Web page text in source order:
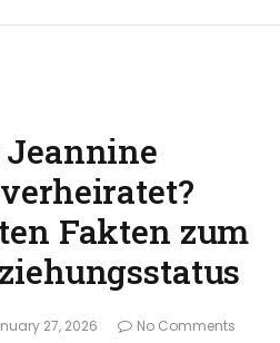
Fakten zum
27, 2026
No Comments